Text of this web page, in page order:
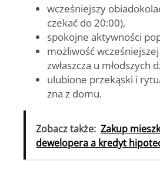
wcześniejszy
czekać do 20:00),
spokojne aktywności
możliwość
zwłaszcza u młodszych
ulubione przekąski i
zna z domu.
Zobacz także: Zakup
dewelopera a kredyt